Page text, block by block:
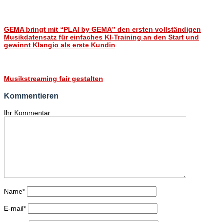
GEMA bringt mit “PLAI by GEMA” den ersten vollständigen
Musikdatensatz für einfaches KI-Training an den Start und
gewinnt Klangio als erste Kundin
Musikstreaming fair gestalten
Kommentieren
Ihr Kommentar
Name*
E-mail*